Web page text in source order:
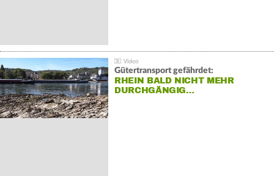
Gütertransport gefährdet:
RHEIN BALD NICHT MEHR
DURCHGÄNGIG…